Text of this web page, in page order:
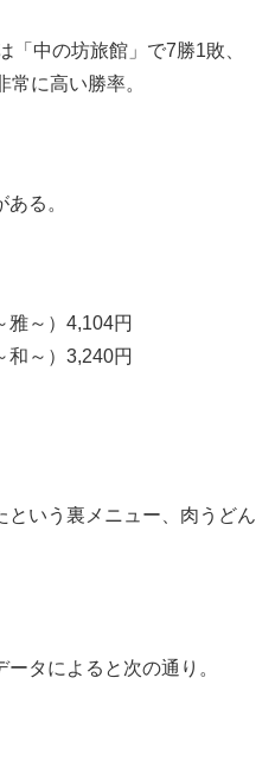
「中の坊旅館」で7勝1敗、
に高い勝率。
る。
雅～）4,104円
和～）3,240円
いう裏メニュー、肉うどん
ータによると次の通り。